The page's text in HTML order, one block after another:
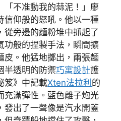
「不准動我的蒜泥！」廖
信仰般的怒吼。他以一種
從旁邊的麵粉堆中抓起了
功般的捏製手法，瞬間擴
皮。他猛地擲出，兩張麵
半透明的防禦巧寓設計護
笈》中記載Xten法拉利 的
充滿彈性。藍色離子炮光
發出了一聲像是汽水開蓋